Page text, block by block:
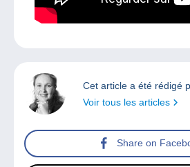
Cet article a été rédigé
Voir tous les articles
Share on